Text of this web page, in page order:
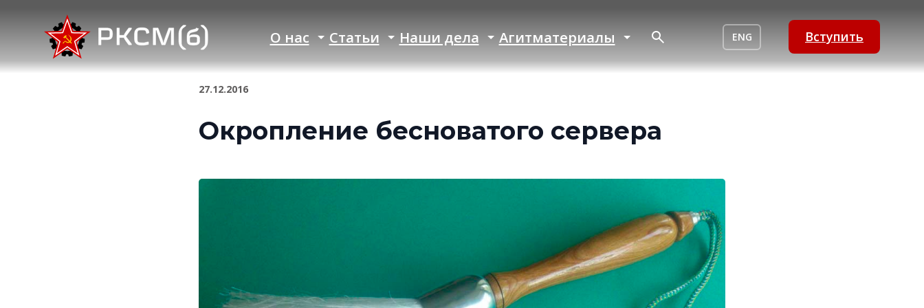
О нас Статьи Наши дела Агитматериалы ENG Вступить
27.12.2016
Окропление бесноватого сервера